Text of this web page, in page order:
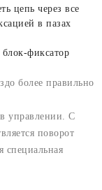
цепь через все
в пазах
фиксатор
более правильно
управлении. С
поворот
специальная